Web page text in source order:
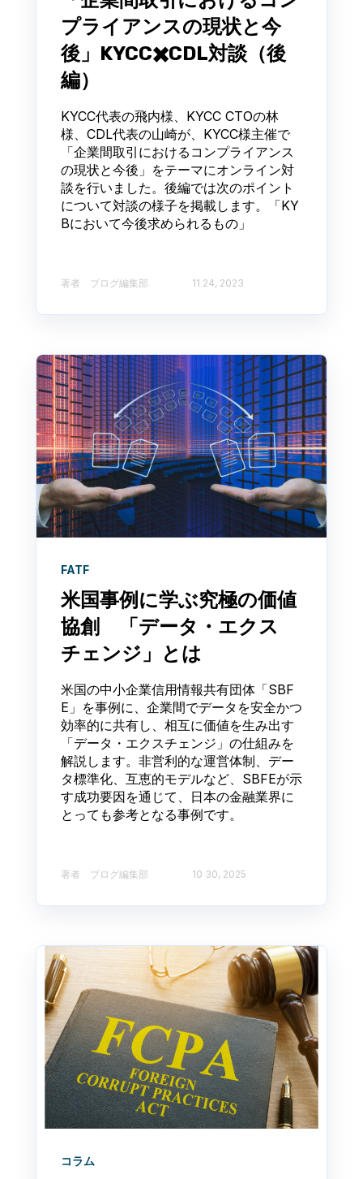
プライアンスの現状と今
後」KYCC✖️CDL対談（後
編）
KYCC代表の飛内様、KYCC CTOの林
様、CDL代表の山崎が、KYCC様主催で
「企業間取引におけるコンプライアンス
の現状と今後」をテーマにオンライン対
談を行いました。後編では次のポイント
について対談の様子を掲載します。「KY
Bにおいて今後求められるもの」
著者 ブログ編集部​ 11 24, 2023
FATF
米国事例に学ぶ究極の価値
協創 「データ・エクス
チェンジ」とは
米国の中小企業信用情報共有団体「SBF
E」を事例に、企業間でデータを安全かつ
効率的に共有し、相互に価値を生み出す
「データ・エクスチェンジ」の仕組みを
解説します。非営利的な運営体制、デー
タ標準化、互恵的モデルなど、SBFEが示
す成功要因を通じて、日本の金融業界に
とっても参考となる事例です。
著者 ブログ編集部​ 10 30, 2025
コラム